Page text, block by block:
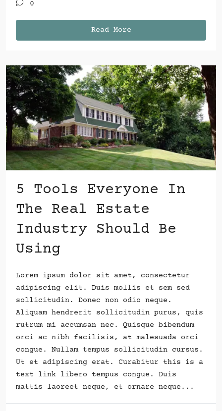
0
Read More
5 Tools Everyone In
The Real Estate
Industry Should Be
Using
Lorem ipsum dolor sit amet, consectetur
adipiscing elit. Duis mollis et sem sed
sollicitudin. Donec non odio neque.
Aliquam hendrerit sollicitudin purus, quis
rutrum mi accumsan nec. Quisque bibendum
orci ac nibh facilisis, at malesuada orci
congue. Nullam tempus sollicitudin cursus.
Ut et adipiscing erat. Curabitur this is a
text link libero tempus congue. Duis
mattis laoreet neque, et ornare neque...